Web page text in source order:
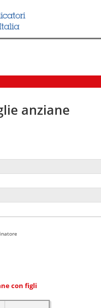
anziane
con figli